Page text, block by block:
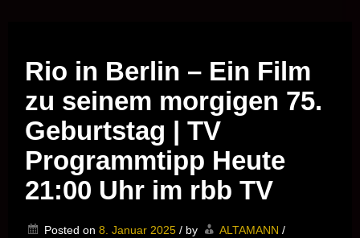
Rio in Berlin – Ein Film
zu seinem morgigen 75.
Geburtstag | TV
Programmtipp Heute
21:00 Uhr im rbb TV
Posted on 8. Januar 2025 / by ALTAMANN /